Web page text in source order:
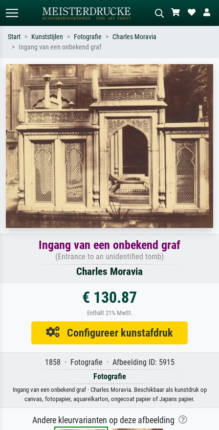
Zoek op kunstenaar, titel of stijl – bijv.
Monet, Sterrennacht, impressionisme,
Hokusai-golf, naakt.
Beschrijf de scène – bijv. groene
weide, abstract met veel rood, donker
olieverfschilderij, staand naakt naast
een boom.
Start Kunststijlen Fotografie
Charles Moravia
Ingang van een onbekend graf
Ingang van een onbekend graf
(Entrance to an unidentified tomb)
Charles Moravia
€ 130.87
Enthält 21% MwSt.
Configureer kunstafdruk
1858 · Fotografie · Afbeelding ID: 5915
Fotografie
Ingang van een onbekend graf · Charles Moravia. Beschikbaar als kunstdruk op
canvas, fotopapier, aquarelkarton, ongecoat papier of Japans papier.
Andere kleurvarianten op deze afbeelding